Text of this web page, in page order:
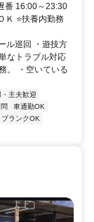
番 16:00～23:30
⭐扶養内勤務
ル巡回 ・遊技方
なトラブル対応
。 ・空いている
・主夫歓迎
車通勤OK
ブランクOK